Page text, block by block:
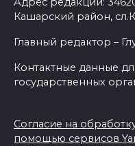
Кашарский район,
Главный редактор –
Контактные данные
государственных
Согласие на
помощью сервисов